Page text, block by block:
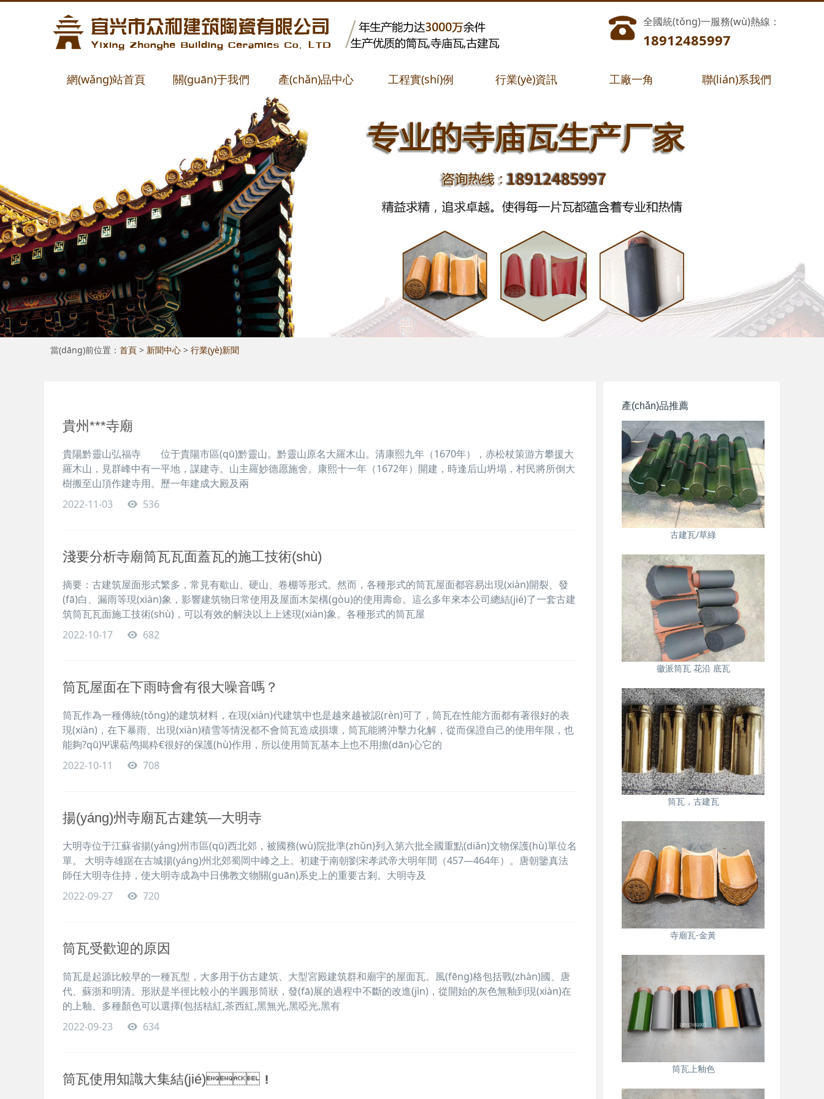
全國統(tǒng)一服務(wù)熱線：
18912485997
網(wǎng)站首頁 關(guān)于我們 產(chǎn)品中心 工程實(shí)例 行業(yè)資訊 工廠一角 聯(lián)系我們
當(dāng)前位置： 首頁 > 新聞中心 > 行業(yè)新聞
貴州***寺廟
貴陽黔靈山弘福寺 位于貴陽市區(qū)黔靈山。黔靈山原名大羅木山。清康熙九年（1670年），赤松杖策游方攀援大
羅木山，見群峰中有一平地，謀建寺。山主羅妙德愿施舍。康熙十一年（1672年）開建，時逢后山坍塌，村民將所倒大
樹搬至山頂作建寺用。歷一年建成大殿及兩
2022-11-03
536
淺要分析寺廟筒瓦瓦面蓋瓦的施工技術(shù)
摘要：古建筑屋面形式繁多，常見有歇山、硬山、卷棚等形式。然而，各種形式的筒瓦屋面都容易出現(xiàn)開裂、發
(fā)白、漏雨等現(xiàn)象，影響建筑物日常使用及屋面木架構(gòu)的使用壽命。這么多年來本公司總結(jié)了一套古建
筑筒瓦瓦面施工技術(shù)，可以有效的解決以上上述現(xiàn)象。各種形式的筒瓦屋
2022-10-17
682
筒瓦屋面在下雨時會有很大噪音嗎？
筒瓦作為一種傳統(tǒng)的建筑材料，在現(xiàn)代建筑中也是越來越被認(rèn)可了，筒瓦在性能方面都有著很好的表
現(xiàn)，在下暴雨、出現(xiàn)積雪等情況都不會筒瓦造成損壞，筒瓦能將沖擊力化解，從而保證自己的使用年限，也
能夠?qū)Ψ课萜鸬揭粋€很好的保護(hù)作用，所以使用筒瓦基本上也不用擔(dān)心它的
2022-10-11
708
揚(yáng)州寺廟瓦古建筑—大明寺
大明寺位于江蘇省揚(yáng)州市區(qū)西北郊，被國務(wù)院批準(zhǔn)列入第六批全國重點(diǎn)文物保護(hù)單位名
單。 大明寺雄踞在古城揚(yáng)州北郊蜀岡中峰之上。初建于南朝劉宋孝武帝大明年間（457—464年）。唐朝鑒真法
師任大明寺住持，使大明寺成為中日佛教文物關(guān)系史上的重要古剎。大明寺及
2022-09-27
720
筒瓦受歡迎的原因
筒瓦是起源比較早的一種瓦型，大多用于仿古建筑、大型宮殿建筑群和廟宇的屋面瓦。風(fēng)格包括戰(zhàn)國、唐
代、蘇浙和明清。形狀是半徑比較小的半圓形筒狀，發(fā)展的過程中不斷的改進(jìn)，從開始的灰色無釉到現(xiàn)在
的上釉、多種顏色可以選擇(包括桔紅,茶西紅,黑無光,黑啞光,黑有
2022-09-23
634
筒瓦使用知識大集結(jié)！
產(chǎn)品推薦
古建瓦/草綠
徽派筒瓦 花沿 底瓦
筒瓦，古建瓦
寺廟瓦-金黃
筒瓦上釉色